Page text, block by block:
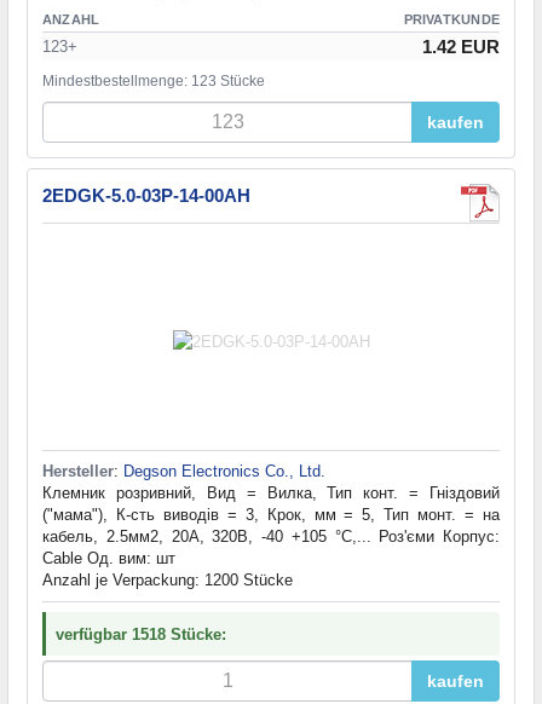
ANZAHL PRIVATKUNDE
123+ 1.42 EUR
Mindestbestellmenge: 123 Stücke
kaufen
2EDGK-5.0-03P-14-00AH
Hersteller: Degson Electronics Co., Ltd.
Клемник розривний, Вид = Вилка, Тип конт. = Гніздовий
("мама"), К-сть виводів = 3, Крок, мм = 5, Тип монт. = на
кабель, 2.5мм2, 20А, 320В, -40 +105 °C,... Роз'єми Корпус:
Cable Од. вим: шт
Anzahl je Verpackung: 1200 Stücke
verfügbar 1518 Stücke:
kaufen